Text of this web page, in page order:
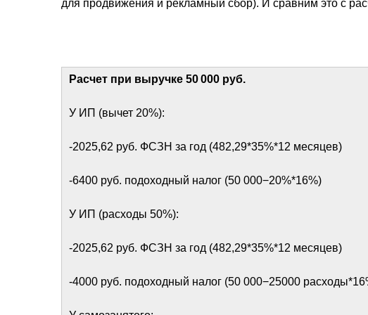
для продвижения и рекламный сбор). И сравним это с
Расчет при выручке 50 000 руб.
У ИП (вычет 20%):
-2025,62 руб. ФСЗН за год (482,29*35%*12 месяцев)
-6400 руб. подоходный налог (50 000−20%*16%)
У ИП (расходы 50%):
-2025,62 руб. ФСЗН за год (482,29*35%*12 месяцев)
-4000 руб. подоходный налог (50 000−25000